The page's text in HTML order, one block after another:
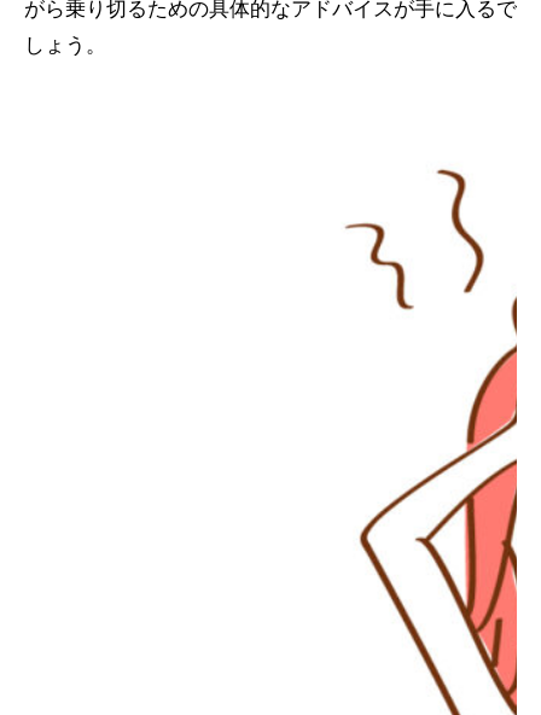
がら乗り切るための具体的なアドバイスが手に入るで
しょう。